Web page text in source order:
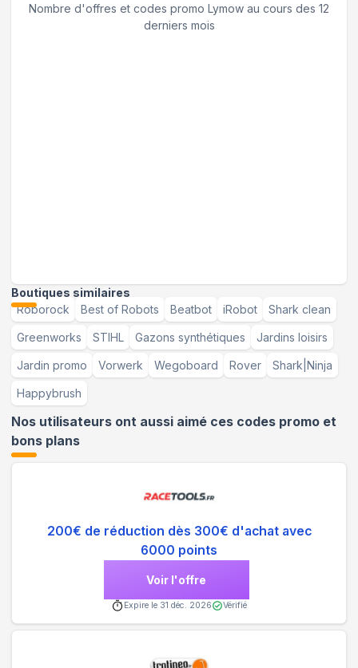
Nombre d'offres et codes promo Lymow au cours des 12
derniers mois
Boutiques similaires
Roborock
Best of Robots Beatbot iRobot Shark clean
Greenworks STIHL Gazons synthétiques Jardins loisirs
Jardin promo Vorwerk Wegoboard Rover Shark|Ninja
Happybrush
Nos utilisateurs ont aussi aimé ces codes promo et
bons plans
200€ de réduction dès 300€ d'achat avec
6000 points
Voir l'offre
Expire le 31 déc. 2026 Vérifié